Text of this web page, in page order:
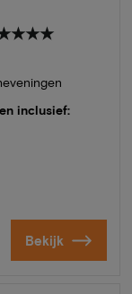
inclusief:
Bekijk